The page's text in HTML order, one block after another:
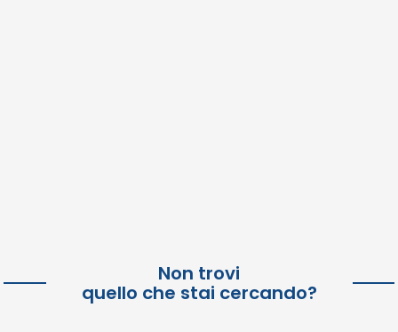
Non trovi
quello che stai cercando?